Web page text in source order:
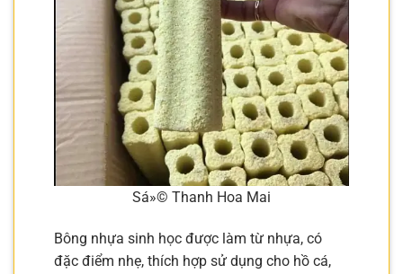
Sá»© Thanh Hoa Mai
Bông nhựa sinh học được làm từ nhựa, có
đặc điểm nhẹ, thích hợp sử dụng cho hồ cá,